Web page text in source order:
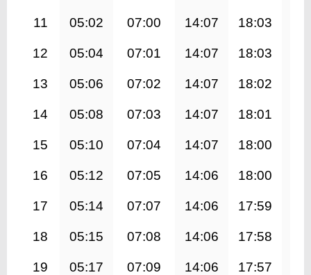
11 05:02 07:00 14:07 18:03
12 05:04 07:01 14:07 18:03
13 05:06 07:02 14:07 18:02
14 05:08 07:03 14:07 18:01
15 05:10 07:04 14:07 18:00
16 05:12 07:05 14:06 18:00
17 05:14 07:07 14:06 17:59
18 05:15 07:08 14:06 17:58
19 05:17 07:09 14:06 17:57